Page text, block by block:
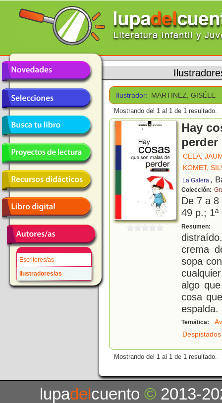
Escritores/as
Ilustradores/as
Ilustrador: MARTINEZ, GISÉLE
Mostrando del 1 al 1 de 1 resultado.
Hay
perder
CELA,
KOMET,
La Galera ,
Colección:
De 7 a
49 p.;
Resumen:
crema
sopa
algo
cosa
espalda.
Temática:
Despistados
Mostrando del 1 al 1 de 1 resultado.
lupadelcuento© 2013-